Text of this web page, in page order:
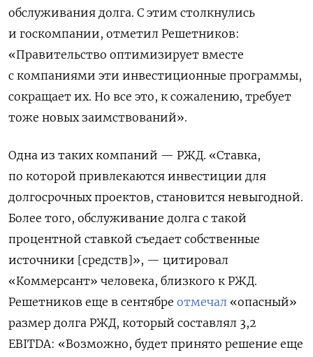
обслуживания долга. С этим столкнулись
и госкомпании, отметил Решетников:
«Правительство оптимизирует вместе
с компаниями эти инвестиционные программы,
сокращает их. Но все это, к сожалению, требует
тоже новых заимствований».
Одна из таких компаний — РЖД. «Ставка,
по которой привлекаются инвестиции для
долгосрочных проектов, становится невыгодной.
Более того, обслуживание долга с такой
процентной ставкой съедает собственные
источники [средств]», — цитировал
«Коммерсант» человека, близкого к РЖД.
Решетников еще в сентябре отмечал «опасный»
размер долга РЖД, который составлял 3,2
EBITDA: «Возможно, будет принято решение еще